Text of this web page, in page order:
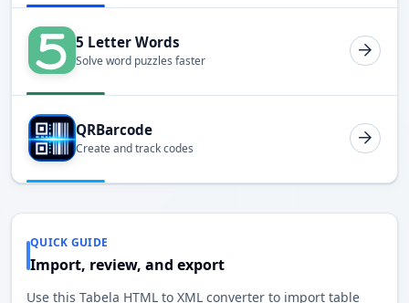
5 Letter Words
Solve word puzzles faster
QRBarcode
Create and track codes
QUICK GUIDE
Import, review, and export
Use this Tabela HTML to XML converter to import table